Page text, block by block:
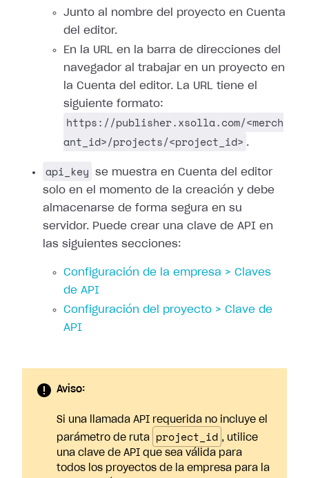
Junto al nombre del proyecto en Cuenta
del editor.
En la URL en la barra de direcciones del
navegador al trabajar en un proyecto en
la Cuenta del editor. La URL tiene el
siguiente formato:
https://publisher.xsolla.com/<merch
ant_id>/projects/<project_id> .
api_key
se muestra en Cuenta del editor
solo en el momento de la creación y debe
almacenarse de forma segura en su
servidor. Puede crear una clave de API en
las siguientes secciones:
Configuración de la empresa > Claves
de API
Configuración del proyecto > Clave de
API
Aviso:
Si una llamada API requerida no incluye el
parámetro de ruta
project_id , utilice
una clave de API que sea válida para
todos los proyectos de la empresa para la